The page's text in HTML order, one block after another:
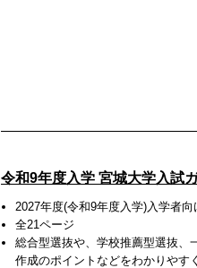
令和9年度入学 宮城大学入試
2027年度(令和9年度入学)入学者向
全21ページ
総合型選抜や、学校推薦型選抜、
作成のポイントなどをわかりやす